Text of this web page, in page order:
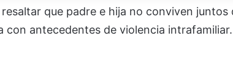
que padre e hija no conviven juntos
con antecedentes de violencia intrafamiliar.